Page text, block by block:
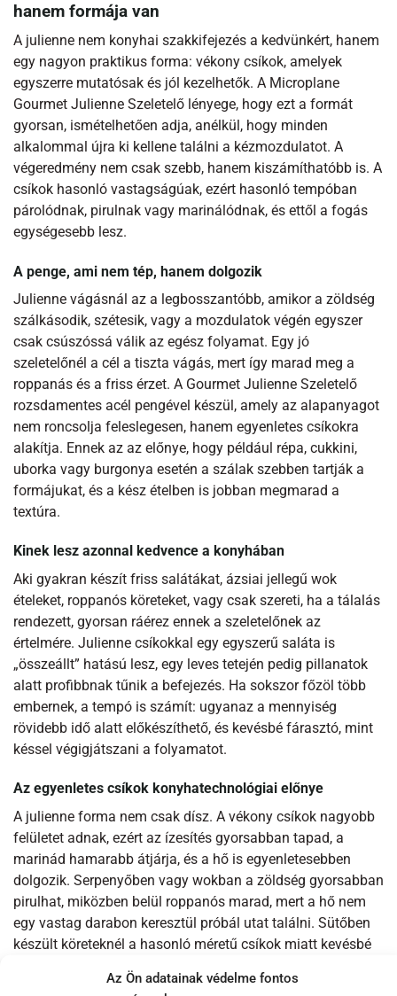
Az Ön adatainak védelme fontos
hanem formája van
A julienne nem konyhai szakkifejezés a kedvünkért, hanem
egy nagyon praktikus forma: vékony csíkok, amelyek
egyszerre mutatósak és jól kezelhetők. A Microplane
Gourmet Julienne Szeletelő lényege, hogy ezt a formát
gyorsan, ismételhetően adja, anélkül, hogy minden
alkalommal újra ki kellene találni a kézmozdulatot. A
végeredmény nem csak szebb, hanem kiszámíthatóbb is. A
csíkok hasonló vastagságúak, ezért hasonló tempóban
párolódnak, pirulnak vagy marinálódnak, és ettől a fogás
egységesebb lesz.
A penge, ami nem tép, hanem dolgozik
Julienne vágásnál az a legbosszantóbb, amikor a zöldség
szálkásodik, szétesik, vagy a mozdulatok végén egyszer
csak csúszóssá válik az egész folyamat. Egy jó
szeletelőnél a cél a tiszta vágás, mert így marad meg a
roppanás és a friss érzet. A Gourmet Julienne Szeletelő
rozsdamentes acél pengével készül, amely az alapanyagot
nem roncsolja feleslegesen, hanem egyenletes csíkokra
alakítja. Ennek az az előnye, hogy például répa, cukkini,
uborka vagy burgonya esetén a szálak szebben tartják a
formájukat, és a kész ételben is jobban megmarad a
textúra.
Kinek lesz azonnal kedvence a konyhában
Aki gyakran készít friss salátákat, ázsiai jellegű wok
ételeket, roppanós köreteket, vagy csak szereti, ha a tálalás
rendezett, gyorsan ráérez ennek a szeletelőnek az
értelmére. Julienne csíkokkal egy egyszerű saláta is
„összeállt” hatású lesz, egy leves tetején pedig pillanatok
alatt profibbnak tűnik a befejezés. Ha sokszor főzöl több
embernek, a tempó is számít: ugyanaz a mennyiség
rövidebb idő alatt előkészíthető, és kevésbé fárasztó, mint
késsel végigjátszani a folyamatot.
Az egyenletes csíkok konyhatechnológiai előnye
A julienne forma nem csak dísz. A vékony csíkok nagyobb
felületet adnak, ezért az ízesítés gyorsabban tapad, a
marinád hamarabb átjárja, és a hő is egyenletesebben
dolgozik. Serpenyőben vagy wokban a zöldség gyorsabban
pirulhat, miközben belül roppanós marad, mert a hő nem
egy vastag darabon keresztül próbál utat találni. Sütőben
készült köreteknél a hasonló méretű csíkok miatt kevésbé
még nem elég kész. Ez a fajta kiszámíthatóság az, ami a